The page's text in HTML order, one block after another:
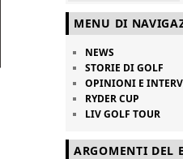
MENU DI
NEWS
STORIE DI GOLF
OPINIONI E
RYDER CUP
LIV GOLF TOUR
ARGOMENTI DEL